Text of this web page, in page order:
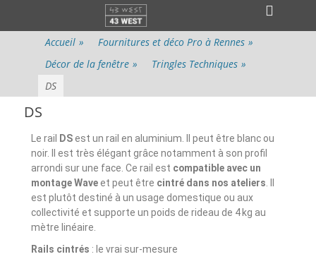
Menu principal
Accueil » Fournitures et déco Pro à Rennes »
Décor de la fenêtre » Tringles Techniques »
DS
DS
Le rail DS est un rail en aluminium. Il peut être blanc ou
noir. Il est très élégant grâce notamment à son profil
arrondi sur une face. Ce rail est compatible avec un
montage Wave et peut être cintré dans nos ateliers
est plutôt destiné à un usage domestique ou aux
collectivité et supporte un poids de rideau de 4 kg au
mètre linéaire.
Rails cintrés : le vrai sur-mesure